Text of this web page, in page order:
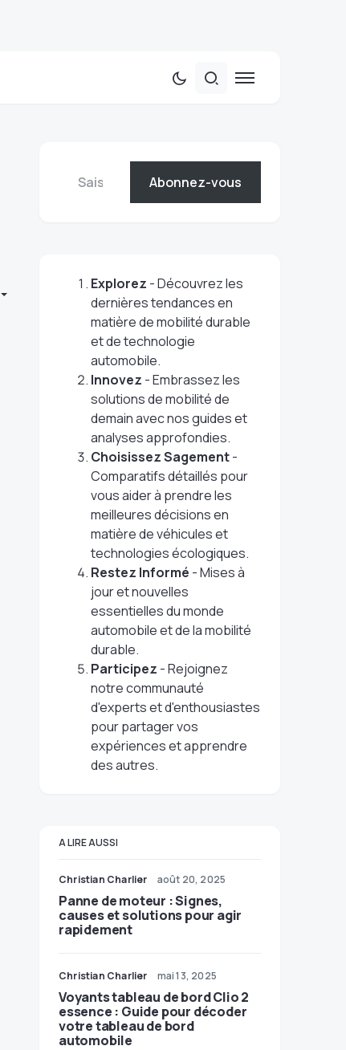
Abonnez-vous
Explorez - Découvrez les
dernières tendances en
matière de mobilité durable
et de technologie
automobile.
Innovez - Embrassez les
solutions de mobilité de
demain avec nos guides et
analyses approfondies.
Choisissez Sagement-
Comparatifs détaillés pour
vous aider à prendre les
meilleures décisions en
matière de véhicules et
technologies écologiques.
Restez Informé - Mises à
jour et nouvelles
essentielles du monde
automobile et de la mobilité
durable.
Participez - Rejoignez
notre communauté
d'experts et d'enthousiastes
pour partager vos
expériences et apprendre
des autres.
A LIRE AUSSI
Christian Charlier août 20, 2025
Panne de moteur : Signes,
causes et solutions pour agir
rapidement
Christian Charlier mai 13, 2025
Voyants tableau de bord Clio 2
essence : Guide pour décoder
votre tableau de bord
automobile